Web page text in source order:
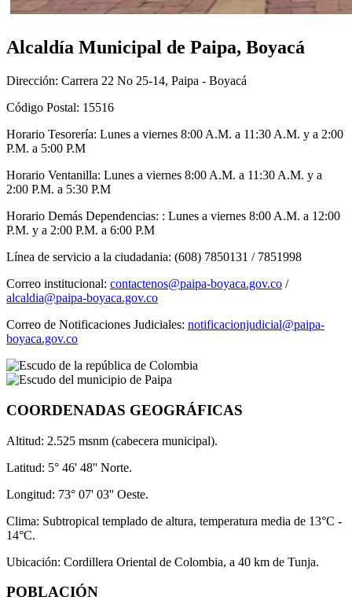
Alcaldía Municipal de Paipa, Boyacá
Dirección: Carrera 22 No 25-14, Paipa - Boyacá
Código Postal: 15516
Horario Tesorería: Lunes a viernes 8:00 A.M. a 11:30 A.M. y a 2:00
P.M. a 5:00 P.M
Horario Ventanilla: Lunes a viernes 8:00 A.M. a 11:30 A.M. y a
2:00 P.M. a 5:30 P.M
Horario Demás Dependencias: : Lunes a viernes 8:00 A.M. a 12:00
P.M. y a 2:00 P.M. a 6:00 P.M
Línea de servicio a la ciudadania: (608) 7850131 / 7851998
Correo institucional: contactenos@paipa-boyaca.gov.co /
alcaldia@paipa-boyaca.gov.co
Correo de Notificaciones Judiciales: notificacionjudicial@paipa-
boyaca.gov.co
COORDENADAS GEOGRÁFICAS
Altitud: 2.525 msnm (cabecera municipal).
Latitud: 5° 46' 48'' Norte.
Longitud: 73° 07' 03'' Oeste.
Clima: Subtropical templado de altura, temperatura media de 13°C -
14°C.
Ubicación: Cordillera Oriental de Colombia, a 40 km de Tunja.
POBLACIÓN